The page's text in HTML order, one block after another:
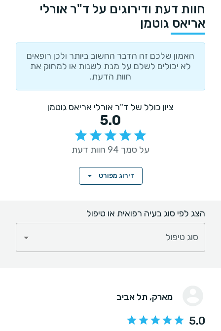
חוות דעת ודירוגים על ד"ר אורלי
אריאס גוטמן
האמון שלכם זה הדבר החשוב ביותר ולכן רופאים
לא יכולים לשלם על מנת לשנות או למחוק את
חוות הדעת.
ציון כולל של ד"ר אורלי אריאס גוטמן
5.0
על סמך 94 חוות דעת
דירוג מפורט
הצג לפי סוג בעיה רפואית או טיפול
סוג טיפול
מארק, תל אביב
5.0